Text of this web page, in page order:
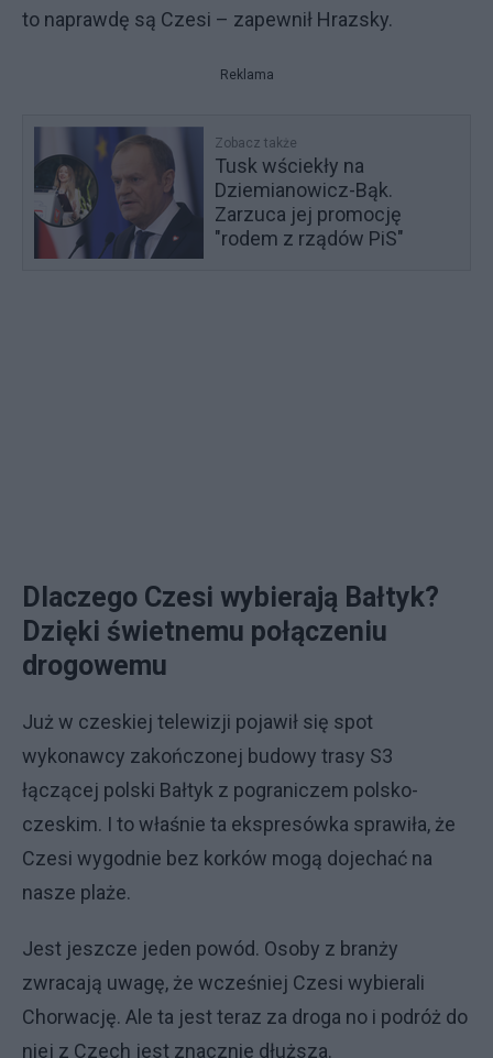
to naprawdę są Czesi – zapewnił Hrazsky.
Reklama
Zobacz także
Tusk wściekły na
Dziemianowicz-Bąk.
Zarzuca jej promocję
"rodem z rządów PiS"
Dlaczego Czesi wybierają Bałtyk?
Dzięki świetnemu połączeniu
drogowemu
Już w czeskiej telewizji pojawił się spot
wykonawcy zakończonej budowy trasy S3
łączącej polski Bałtyk z pograniczem polsko-
czeskim. I to właśnie ta ekspresówka sprawiła, że
Czesi wygodnie bez korków mogą dojechać na
nasze plaże.
Jest jeszcze jeden powód. Osoby z branży
zwracają uwagę, że wcześniej Czesi wybierali
Chorwację. Ale ta jest teraz za droga no i podróż do
niej z Czech jest znacznie dłuższa.